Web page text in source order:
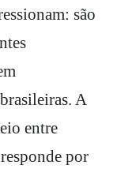
são
A
entre
por